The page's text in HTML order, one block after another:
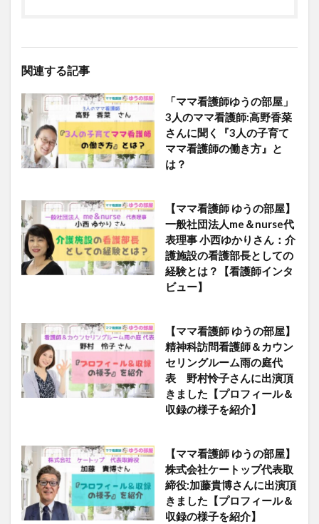
関連する記事
「ママ看護師ゆうの部屋」
3人のママ看護師:高野香菜
さんに聞く『3人の子育て
ママ看護師の働き方』と
は？
【ママ看護師 ゆうの部屋】
一般社団法人me＆nurse代
表理事 小西ゆかりさん：介
護施設の看護部長としての
経験とは？【看護師インタ
ビュー】
【ママ看護師 ゆうの部屋】
精神科訪問看護師＆カウン
セリングルーム雨の庭代
表 野村怜子さんに出演頂
きました【プロフィール＆
収録の様子を紹介】
【ママ看護師 ゆうの部屋】
株式会社ケートップ代表取
締役:加藤貴博さんに出演頂
きました【プロフィール＆
収録の様子を紹介】